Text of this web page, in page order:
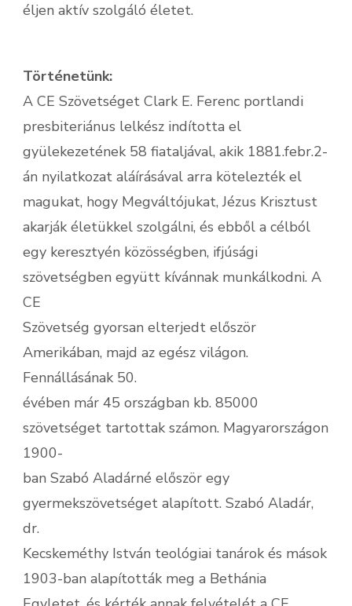
éljen aktív szolgáló életet.
Történetünk:
A CE Szövetséget Clark E. Ferenc portlandi
presbiteriánus lelkész indította el
gyülekezetének 58 fiataljával, akik 1881.febr.2-
án nyilatkozat aláírásával arra kötelezték el
magukat, hogy Megváltójukat, Jézus Krisztust
akarják életükkel szolgálni, és ebből a célból
egy keresztyén közösségben, ifjúsági
szövetségben együtt kívánnak munkálkodni. A
CE
Szövetség gyorsan elterjedt először
Amerikában, majd az egész világon.
Fennállásának 50.
évében már 45 országban kb. 85000
szövetséget tartottak számon. Magyarországon
1900-
ban Szabó Aladárné először egy
gyermekszövetséget alapított. Szabó Aladár,
dr.
Kecskeméthy István teológiai tanárok és mások
1903-ban alapították meg a Bethánia